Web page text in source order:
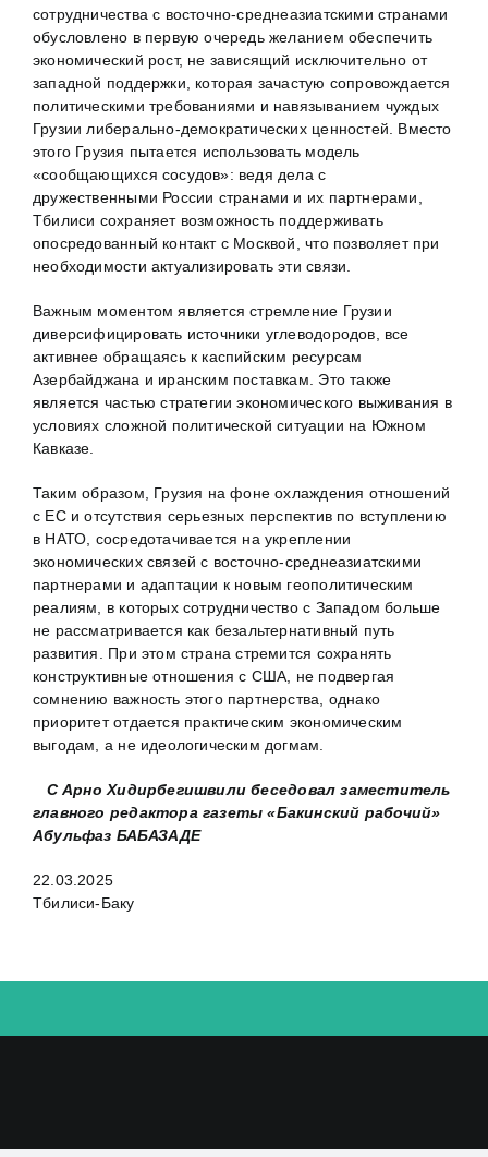
сотрудничества с восточно-среднеазиатскими странами
обусловлено в первую очередь желанием обеспечить
экономический рост, не зависящий исключительно от
западной поддержки, которая зачастую сопровождается
политическими требованиями и навязыванием чуждых
Грузии либерально-демократических ценностей. Вместо
этого Грузия пытается использовать модель
«сообщающихся сосудов»: ведя дела с
дружественными России странами и их партнерами,
Тбилиси сохраняет возможность поддерживать
опосредованный контакт с Москвой, что позволяет при
необходимости актуализировать эти связи.
Важным моментом является стремление Грузии
диверсифицировать источники углеводородов, все
активнее обращаясь к каспийским ресурсам
Азербайджана и иранским поставкам. Это также
является частью стратегии экономического выживания в
условиях сложной политической ситуации на Южном
Кавказе.
Таким образом, Грузия на фоне охлаждения отношений
с ЕС и отсутствия серьезных перспектив по вступлению
в НАТО, сосредотачивается на укреплении
экономических связей с восточно-среднеазиатскими
партнерами и адаптации к новым геополитическим
реалиям, в которых сотрудничество с Западом больше
не рассматривается как безальтернативный путь
развития. При этом страна стремится сохранять
конструктивные отношения с США, не подвергая
сомнению важность этого партнерства, однако
приоритет отдается практическим экономическим
выгодам, а не идеологическим догмам.
С Арно Хидирбегишвили беседовал заместитель
главного редактора газеты «Бакинский рабочий»
Абульфаз БАБАЗАДЕ
22.03.2025
Тбилиси-Баку